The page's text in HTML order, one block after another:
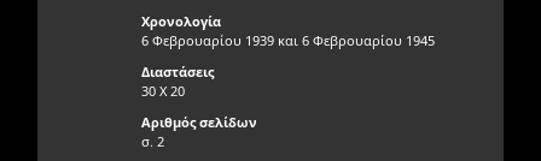
Χρονολογία
6 Φεβρουαρίου 1939 και 6 Φεβρουαρίου 1945
Διαστάσεις
30 Χ 20
Αριθμός σελίδων
σ. 2